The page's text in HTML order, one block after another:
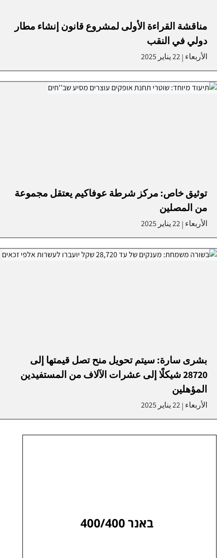
مناقشة القراءة الأولى لمشروع قانون إنشاء مطار
دولي في النقب
الأربعاء |22 يناير 2025
توثيق خاص: مركز شرطة عوفاكيم يعتقل مجموعة
من المصلين
الأربعاء |22 يناير 2025
بشرى سارة: سيتم تحويل منح تصل قيمتها إلى
28720 شيكلًا إلى عشرات الآلاف من المستفيدين
المؤهلين
الأربعاء |22 يناير 2025